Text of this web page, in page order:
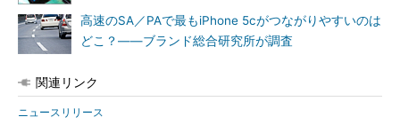
高速のSA／PAで最もiPhone 5cがつながりやすいのは
どこ？――ブランド総合研究所が調査
関連リンク
ニュースリリース